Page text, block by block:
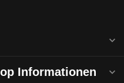
Informationen